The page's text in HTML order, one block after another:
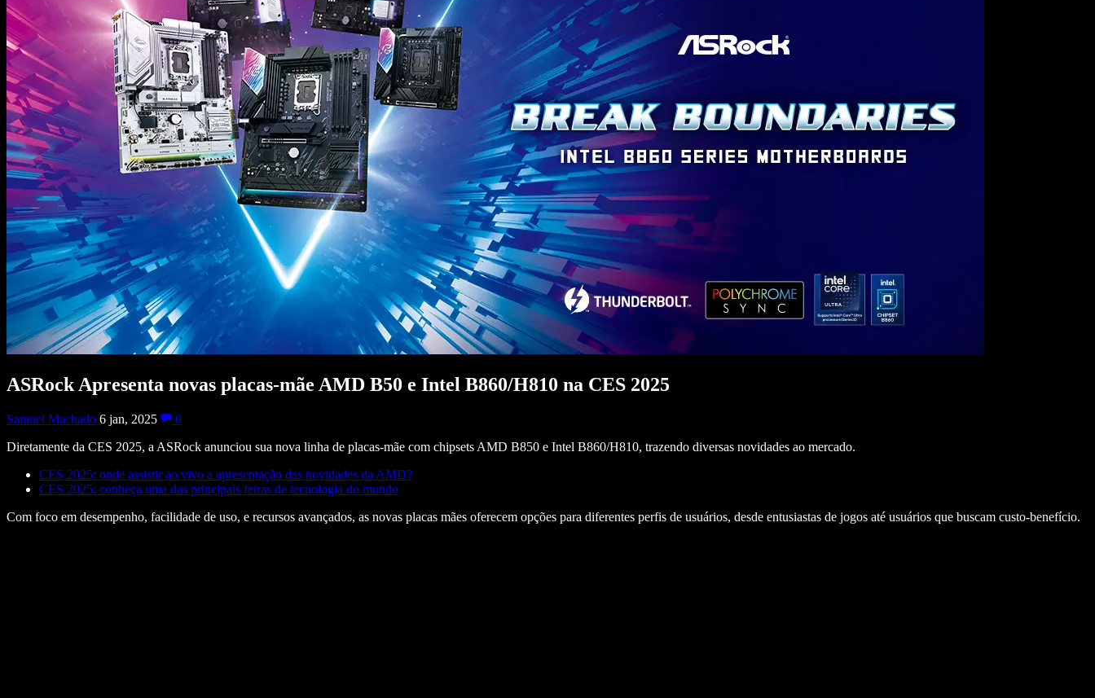
ASRock Apresenta novas placas-mãe AMD B50 e Intel B860/H810 na CES 2025
Samuel Machado 6 jan, 2025
0
Diretamente da CES 2025, a ASRock anunciou sua nova linha de placas-mãe com chipsets AMD B850 e Intel B860/H810, trazendo diversas novidades ao mercado.
CES 2025: onde assistir ao vivo a apresentação das novidades da AMD?
CES 2025: conheça uma das principais feiras de tecnologia do mundo
Com foco em desempenho, facilidade de uso, e recursos avançados, as novas placas mães oferecem opções para diferentes perfis de usuários, desde entusiastas de jogos até usuários que buscam custo-benefício.